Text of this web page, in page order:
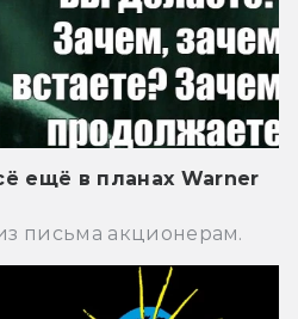
ещё в планах Warner
письма акционерам.